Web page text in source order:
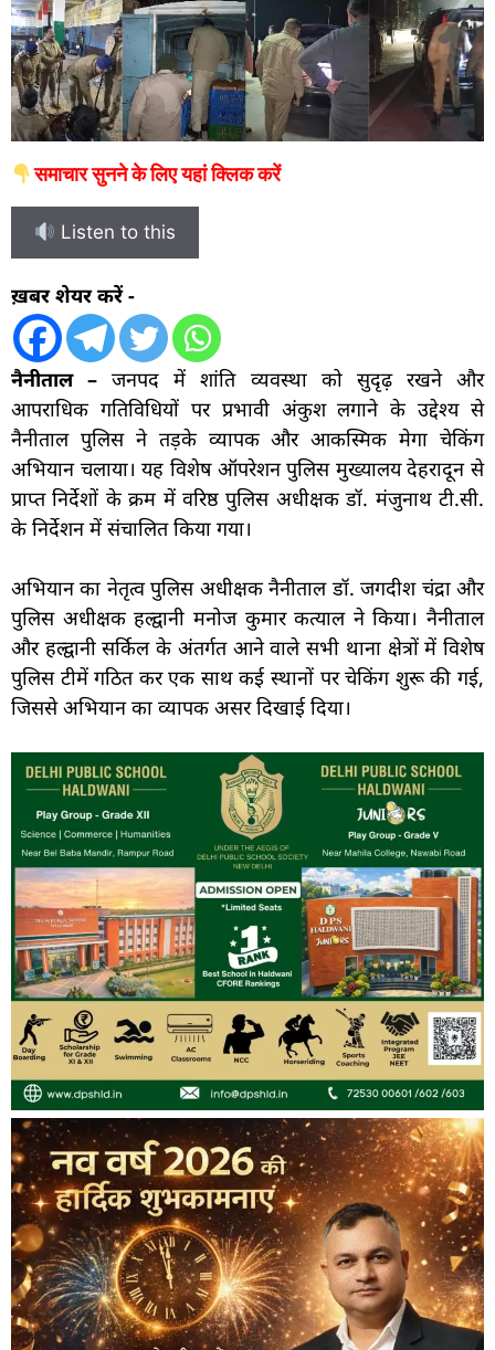
समाचार सुनने के लिए यहां क्लिक करें
Listen to this
ख़बर शेयर करें -
नैनीताल –जनपद में शांति व्यवस्था को सुदृढ़ रखने और
आपराधिक गतिविधियों पर प्रभावी अंकुश लगाने के उद्देश्य से
नैनीताल पुलिस ने तड़के व्यापक और आकस्मिक मेगा चेकिंग
अभियान चलाया। यह विशेष ऑपरेशन पुलिस मुख्यालय देहरादून से
प्राप्त निर्देशों के क्रम में वरिष्ठ पुलिस अधीक्षक डॉ. मंजुनाथ टी.सी.
के निर्देशन में संचालित किया गया।
अभियान का नेतृत्व पुलिस अधीक्षक नैनीताल डॉ. जगदीश चंद्रा और
पुलिस अधीक्षक हल्द्वानी मनोज कुमार कत्याल ने किया। नैनीताल
और हल्द्वानी सर्किल के अंतर्गत आने वाले सभी थाना क्षेत्रों में विशेष
पुलिस टीमें गठित कर एक साथ कई स्थानों पर चेकिंग शुरू की गई,
जिससे अभियान का व्यापक असर दिखाई दिया।